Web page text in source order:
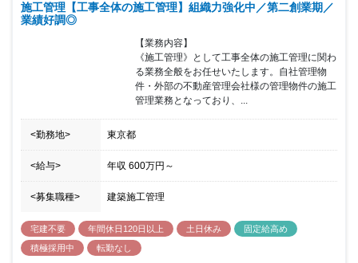
施工管理【工事全体の施工管理】組織力強化中／第二創業期／
業績好調◎
【業務内容】
《施工管理》として工事全体の施工管理に関わ
る業務全般をお任せいたします。自社管理物
件・外部の不動産管理会社様の管理物件の施工
管理業務となっており、...
<勤務地> 東京都
<給与> 年収 600万円 ～
<募集職種> 建築施工管理
宅建不要 年間休日120日以上 土日休み
固定給高め
積極採用中
転勤なし